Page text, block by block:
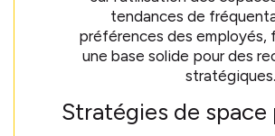
tendances de
préférences des employés,
une base solide pour des
stratégiques.
Stratégies de space